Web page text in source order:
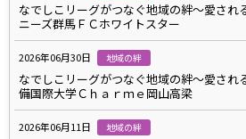
なでしこリーグがつなぐ地域の絆～愛され
ニーズ群馬ＦＣホワイトスター
2026年06月30日 地域の絆
なでしこリーグがつなぐ地域の絆～愛され
備国際大学Ｃｈａｒｍｅ岡山高梁
2026年06月11日 地域の絆